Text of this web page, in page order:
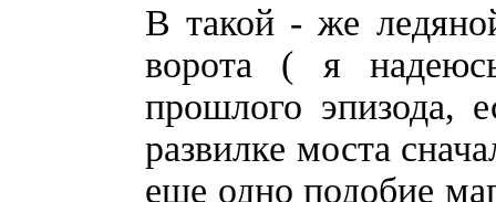
В такой - же
ворота ( я
прошлого эпизода,
развилке моста
еще одно подобие